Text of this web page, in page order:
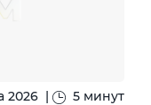
2026 5 минут